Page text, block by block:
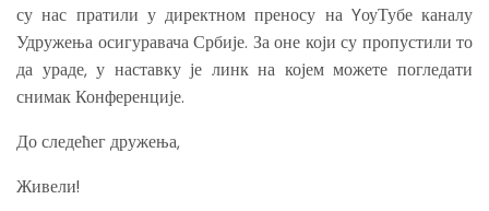
су нас пратили у директном преносу на YоуТубе каналу
Удружења осигуравача Србије. За оне који су пропустили то
да ураде, у наставку је линк на којем можете погледати
снимак Конференције.
До следећег дружења,
Живели!